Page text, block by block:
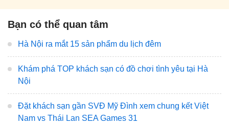
Bạn có thể quan tâm
Hà Nội ra mắt 15 sản phẩm du lịch đêm
Khám phá TOP khách sạn có đồ chơi tình yêu tại Hà
Nội
Đặt khách sạn gần SVĐ Mỹ Đình xem chung kết Việt
Nam vs Thái Lan SEA Games 31